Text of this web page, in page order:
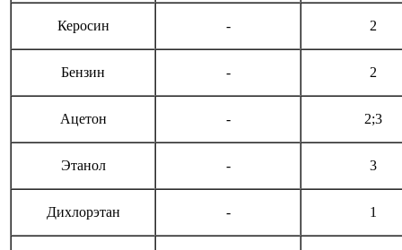
Керосин - 2
Бензин - 2
Ацетон - 2;3
Этанол - 3
Дихлорэтан - 1